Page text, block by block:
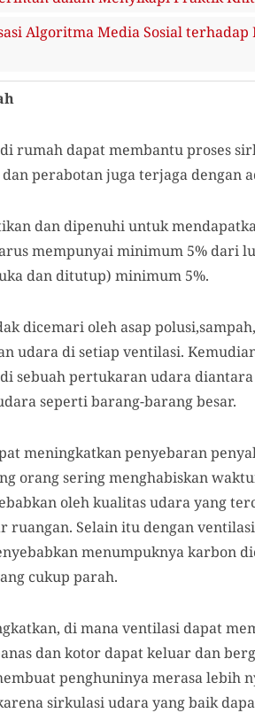
Algoritma Media Sosial
rumah dapat membantu proses
perabotan juga terjaga dengan
dan dipenuhi untuk
mempunyai minimum 5% dari
dan ditutup) minimum 5%.
dicemari oleh asap
udara di setiap ventilasi.
sebuah pertukaran udara
seperti barang-barang besar.
meningkatkan penyebaran
orang sering menghabiskan
oleh kualitas udara yang
Selain itu dengan
menumpuknya karbon
cukup parah.
di mana ventilasi dapat
dan kotor dapat keluar dan
penghuninya merasa lebih
sirkulasi udara yang baik